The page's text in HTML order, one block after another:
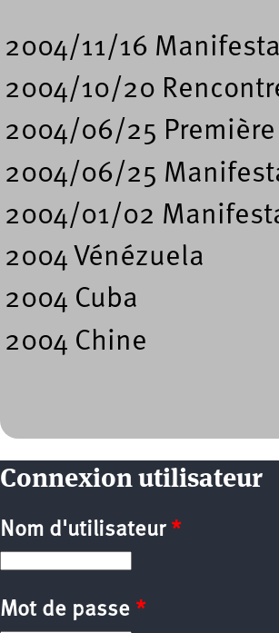
2004/11/16
2004/10/20
2004/06/25
2004/06/25
2004/01/02
2004 Vénézuela
2004 Cuba
2004 Chine
Connexion utilisateur
Nom d'utilisateur *
Mot de passe *